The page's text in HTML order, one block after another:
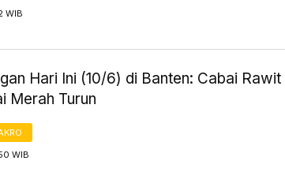
WIB
Hari Ini (10/6) di Banten: Cabai Rawit
Merah Turun
WIB